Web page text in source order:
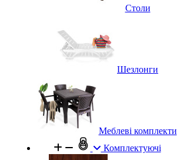
Столи
Шезлонги
Меблеві комплекти
Комплектуючі